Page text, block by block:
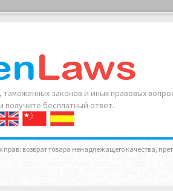
законов и иных правовых
получите бесплатный ответ.
возврат товара ненадлежащего качества,